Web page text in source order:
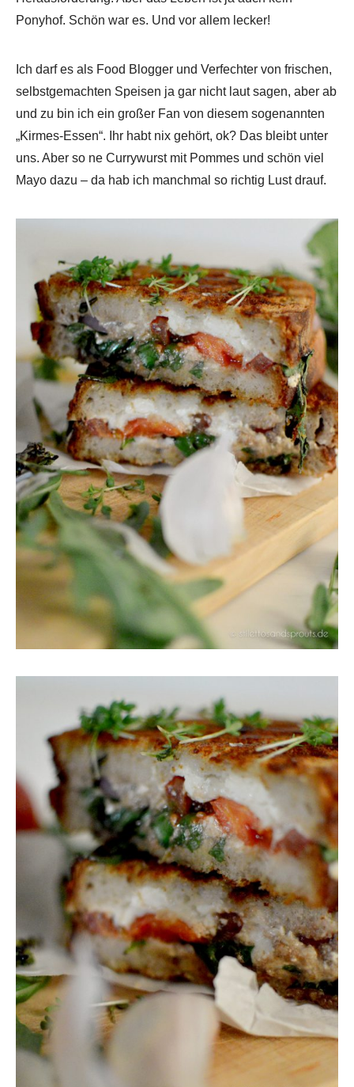
Ponyhof. Schön war es. Und vor allem lecker!
Ich darf es als Food Blogger und Verfechter von frischen,
selbstgemachten Speisen ja gar nicht laut sagen, aber ab
und zu bin ich ein großer Fan von diesem sogenannten
„Kirmes-Essen“. Ihr habt nix gehört, ok? Das bleibt unter
uns. Aber so ne Currywurst mit Pommes und schön viel
Mayo dazu – da hab ich manchmal so richtig Lust drauf.